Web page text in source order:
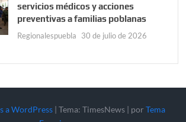
servicios médicos y acciones
preventivas a familias poblanas
Regionalespuebla 30 de julio de 2026
a WordPress | Tema: TimesNews | por Tema